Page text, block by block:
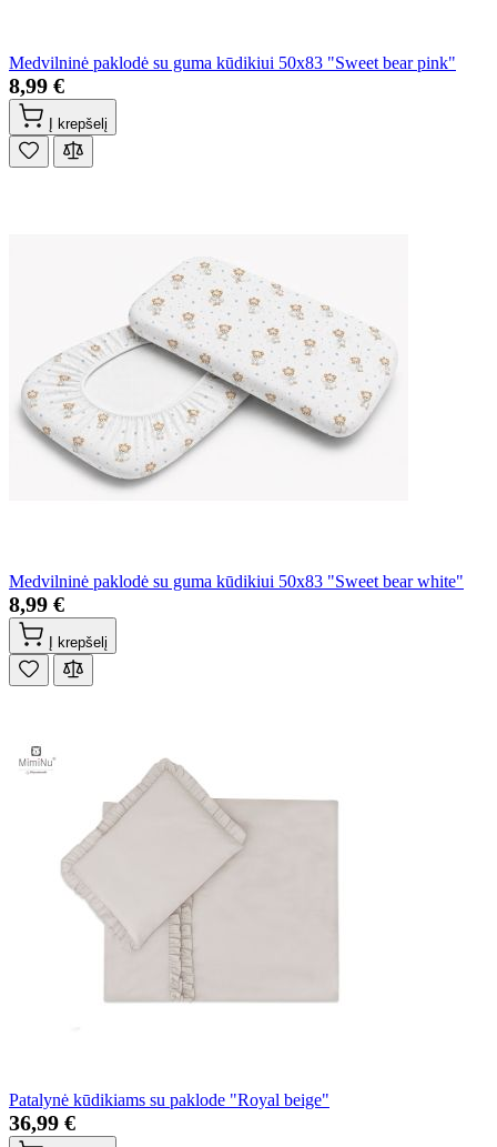
Medvilninė paklodė su guma kūdikiui 50x83 "Sweet bear pink"
8,99 €
Į krepšelį
Medvilninė paklodė su guma kūdikiui 50x83 "Sweet bear white"
8,99 €
Į krepšelį
Patalynė kūdikiams su paklode "Royal beige"
36,99 €